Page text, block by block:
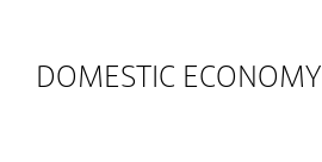
DOMESTIC ECONOMY